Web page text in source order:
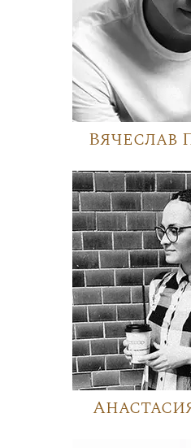
Вячеслав